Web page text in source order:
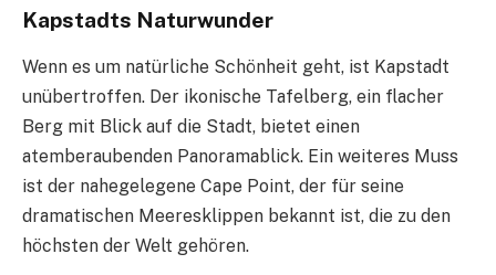
Kapstadts Naturwunder
Wenn es um natürliche Schönheit geht, ist Kapstadt
unübertroffen. Der ikonische Tafelberg, ein flacher
Berg mit Blick auf die Stadt, bietet einen
atemberaubenden Panoramablick. Ein weiteres Muss
ist der nahegelegene Cape Point, der für seine
dramatischen Meeresklippen bekannt ist, die zu den
höchsten der Welt gehören.